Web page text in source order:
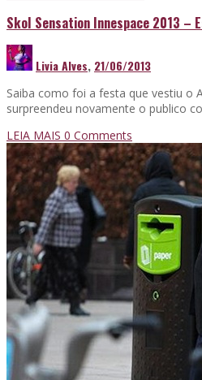
Skol Sensation Innespace 2013 –
Livia Alves, 21/06/2013
Saiba como foi a festa que vestiu o
surpreendeu novamente o publico
LEIA MAIS 0 Comments